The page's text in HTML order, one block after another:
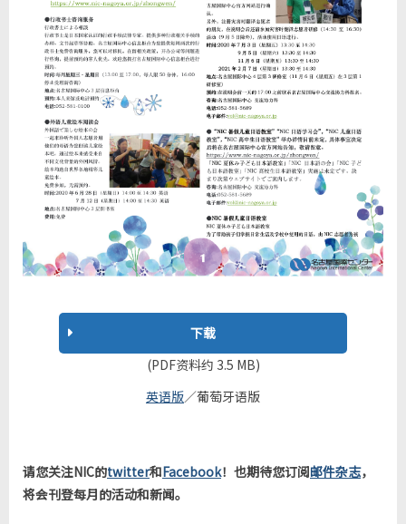
下载
(PDF资料约 3.5 MB)
英语版／葡萄牙语版
请您关注NIC的twitter和Facebook！也期待您订阅邮件杂志，
将会刊登每月的活动和新闻。